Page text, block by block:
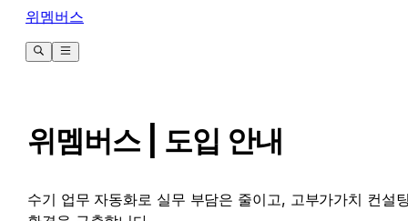
위멤버스
위멤버스 | 도입 안내
수기 업무 자동화로 실무 부담은 줄이고, 고부가가치 컨설